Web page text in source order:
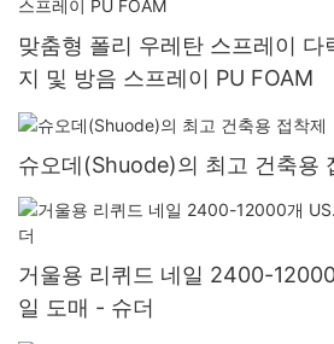
맞춤형 폴리 우레탄 스프레이
지 및 방음 스프레이 PU FOAM
슈오데(Shuode)의 최고 건축용
거울용 리퀴드 네일 2400-
일 도매 - 슈더